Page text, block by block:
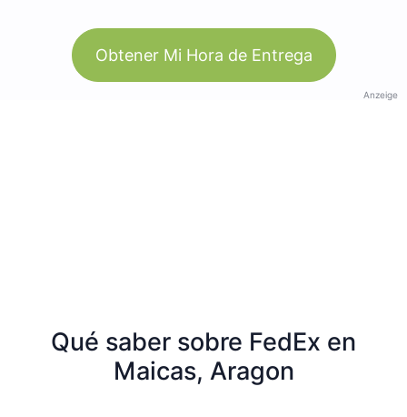
Obtener Mi Hora de Entrega
Anzeige
Qué saber sobre FedEx en
Maicas, Aragon